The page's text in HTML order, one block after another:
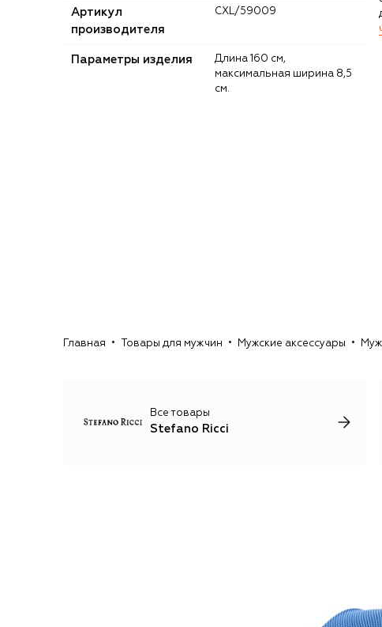
Артикул
производителя
CXL/59009
Параметры изделия
Длина 160 см,
максимальная ширина 8,5
см.
Главная Товары для мужчин Мужские аксессуары
Все товары
Stefano Ricci